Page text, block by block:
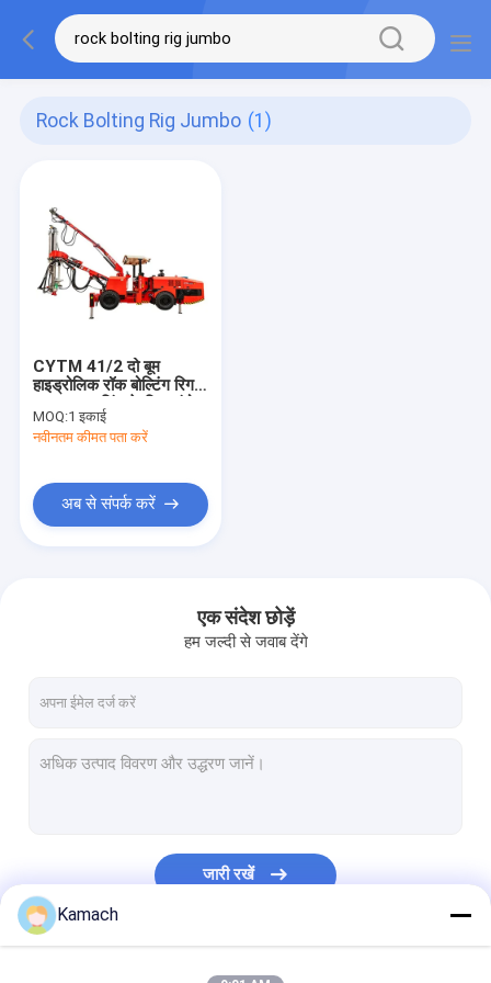
Rock Bolting Rig Jumbo (1)
CYTM 41/2 दो बूम
हाइड्रोलिक रॉक बोल्टिंग रिग
14kW टनलिंग के लिए जंबो
MOQ:1 इकाई
नवीनतम कीमत पता करें
अब से संपर्क करें
एक संदेश छोड़ें
हम जल्दी से जवाब देंगे
जारी रखें
Kamach